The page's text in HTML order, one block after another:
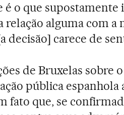
é o que
relação alguma com
decisão] carece de
de Bruxelas sobre
pública espanhola
fato que, se